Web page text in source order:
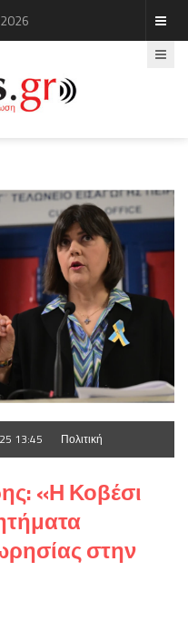
13:45 Πολιτική
«Η Κοβέσι
στην